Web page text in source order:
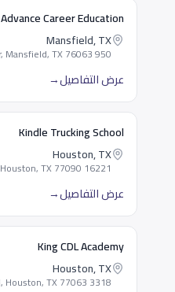
Advance Career Education
Mansfield, TX
950 Trinity Dr, Mansfield, TX 76063
عرض التفاصيل→
Kindle Trucking School
Houston, TX
16221 North Fwy, Houston, TX 77090
عرض التفاصيل→
King CDL Academy
Houston, TX
3318 Fondren Rd, Houston, TX 77063